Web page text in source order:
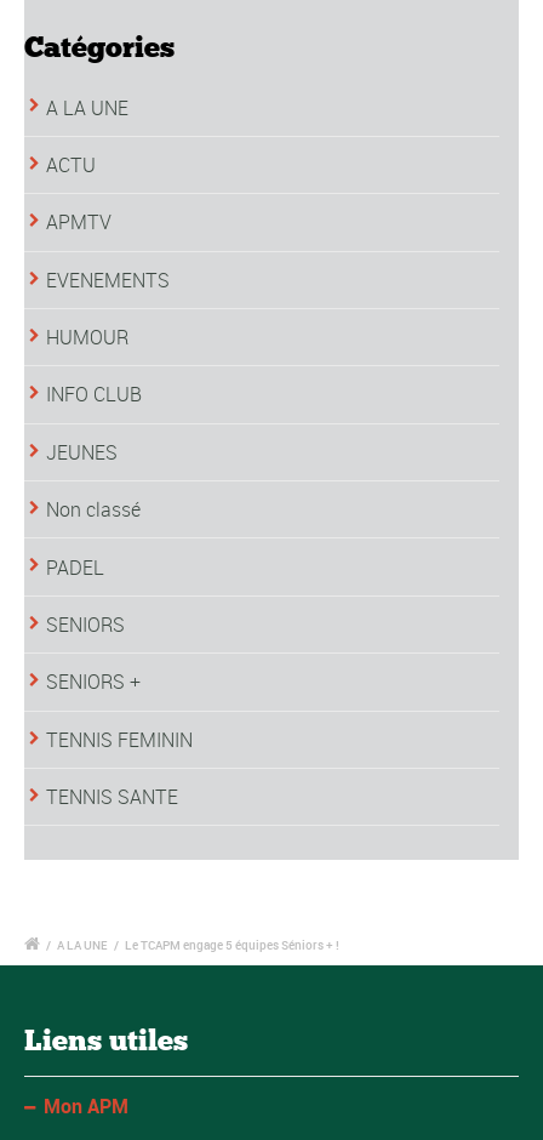
Catégories
A LA UNE
ACTU
APMTV
EVENEMENTS
HUMOUR
INFO CLUB
JEUNES
Non classé
PADEL
SENIORS
SENIORS +
TENNIS FEMININ
TENNIS SANTE
/ A LA UNE / Le TCAPM engage 5 équipes Séniors + !
Liens utiles
Mon APM